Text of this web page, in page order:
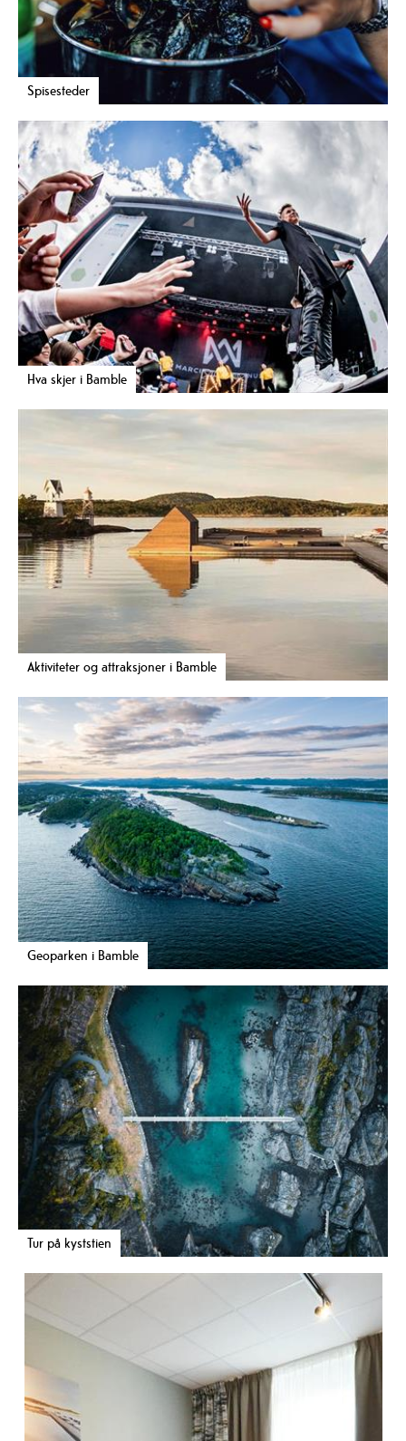
Spisesteder
Hva skjer i Bamble
Aktiviteter og attraksjoner i Bamble
Geoparken i Bamble
Tur på kyststien